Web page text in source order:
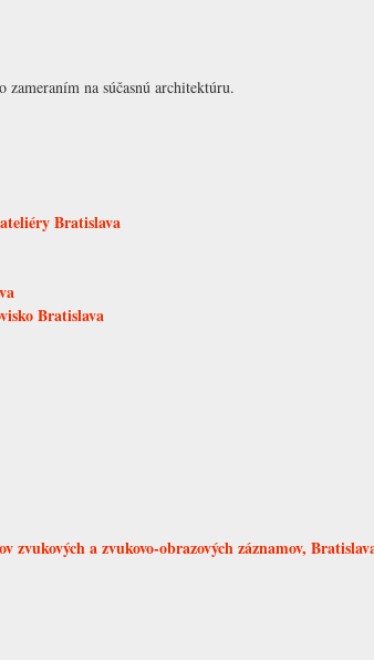
zameraním na súčasnú architektúru.
Bratislava
Bratislava
zvukových a zvukovo-obrazových záznamov,